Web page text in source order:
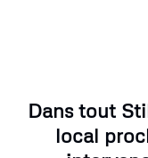
Dans tout
local